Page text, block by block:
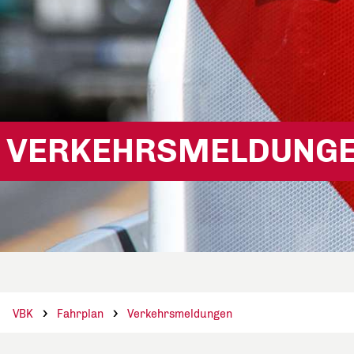
VBK Fahrplan Verkehrsmeldungen